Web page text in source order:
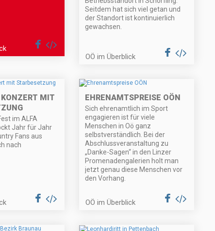
Seitdem hat sich viel getan und
der Standort ist kontinuierlich
gewachsen.
OÖ im Überblick
MIT
im ALFA
Jahr für Jahr
Fans aus
nach
EHRENAMTSPREISE OÖN
Sich ehrenamtlich im Sport
engagieren ist für viele
Menschen in Oö ganz
selbstverständlich. Bei der
Abschlussveranstaltung zu
„Danke-Sagen“ in den Linzer
Promenadengalerien holt man
jetzt genau diese Menschen vor
den Vorhang.
OÖ im Überblick